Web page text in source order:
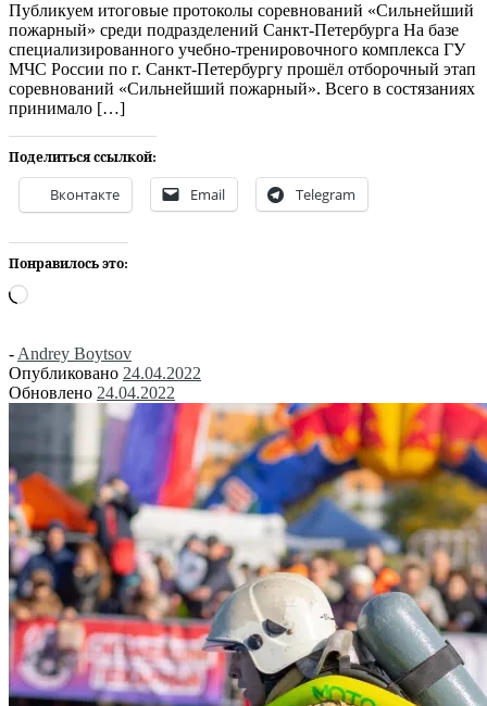
Публикуем итоговые протоколы соревнований «Сильнейший
пожарный» среди подразделений Санкт-Петербурга На базе
специализированного учебно-тренировочного комплекса ГУ
МЧС России по г. Санкт-Петербургу прошёл отборочный этап
соревнований «Сильнейший пожарный». Всего в состязаниях
принимало […]
Поделиться ссылкой:
Вконтакте Email Telegram
Понравилось это:
Загрузка…
- Andrey Boytsov
Опубликовано 24.04.2022
Обновлено 24.04.2022